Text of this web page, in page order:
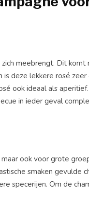
meebrengt. Dit komt
deze lekkere rosé
ook ideaal als aperitief.
in ieder geval
ook voor grote
smaken gevulde
specerijen. Om de